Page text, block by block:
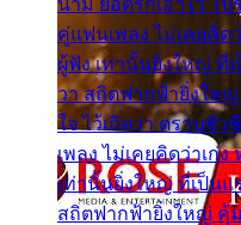
คู่แฟนเพลง ไม่เคยคิด
ผู้ฟัง เท่านั้นยิ่งใหญ่ ที่
วา สถิตฟากฟ้ายิ่งให
ใจ ไว้เถิดว่า ตราบชั่
เพลง ไม่เคยคิดว่าเก่
เท่านั้นยิ่งใหญ่ ที่เป็นแ
สถิตฟากฟ้ายิ่งใหญ่ คุ้